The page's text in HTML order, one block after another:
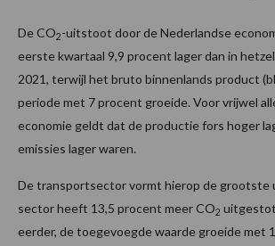
De CO2-uitstoot door de Nederlandse
eerste kwartaal 9,9 procent lager dan in
2021, terwijl het bruto binnenlands product
periode met 7 procent groeide. Voor vrijwel
economie geldt dat de productie fors hoger
emissies lager waren.
De transportsector vormt hierop de grootste
sector heeft 13,5 procent meer CO2
eerder, de toegevoegde waarde groeide met